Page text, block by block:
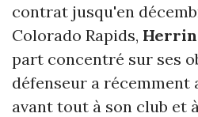
contrat jusqu'en
Colorado Rapids,
part concentré sur ses
défenseur a récemment
avant tout à son club et